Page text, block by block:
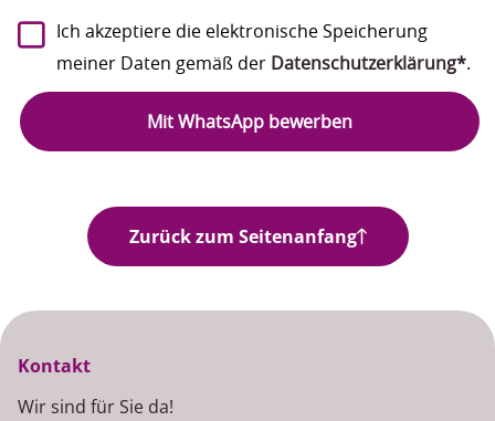
Deutsch
Deutsch
English
Ich akzeptiere die elektronische Speicherung
meiner Daten gemäß der Datenschutzerklärung*.
Mit WhatsApp bewerben
Zurück zum Seitenanfang
Kontakt
Wir sind für Sie da!